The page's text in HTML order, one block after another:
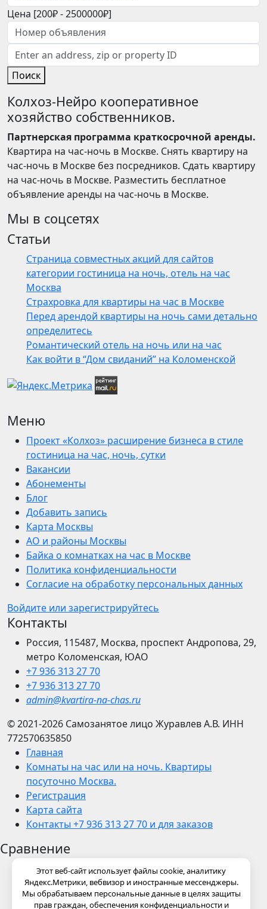
Цена [200₽-2500000₽]
Поиск
Колхоз-Нейро кооперативное
хозяйство собственников.
Партнерская программа краткосрочной аренды.
Квартира на час-ночь в Москве. Снять квартиру на
час-ночь в Москве без посредников. Сдать квартиру
на час-ночь в Москве. Разместить бесплатное
объявление аренды на час-ночь в Москве.
Мы в соцсетях
Статьи
Страница совместных акций для сайтов
категории гостиница на ночь, отель на час
Москва
Страхровка для квартиры на час в Москве
Перед арендой квартиры на ночь сами детально
определитесь
Романтический отель на ночь или на час
Как войти в “Дом свиданий” на Коломенской
Меню
Проект «Колхоз» расширение бизнеса в стиле
гостиница на час, ночь, сутки
Вакансии
Абонементы
Блог
Добавить запись
Карта Москвы
АО и районы Москвы
Байка о комнатках на час в Москве
Политика конфиденциальности
Согласие на обработку персональных данных
Войдите или зарегистрируйтесь
Контакты
Россия, 115487, Москва, проспект Андропова, 29,
метро Коломенская, ЮАО
+7 936 313 27 70
+7 936 313 27 70
admin@kvartira-na-chas.ru
© 2021-2026 Самозанятое лицо Журавлев А.В. ИНН
772570635850
Главная
Комнаты на час или на ночь. Квартиры
посуточно Москва.
Регистрация
Карта сайта
Контакты +7 936 313 27 70 и для заказов
Сравнение
Этот веб-сайт использует файлы cookie, аналитику
Яндекс.Метрики, вебвизор и иностранные мессенджеры.
Мы обрабатываем персональные данные в целях защиты
прав граждан, обеспечения конфиденциальности и